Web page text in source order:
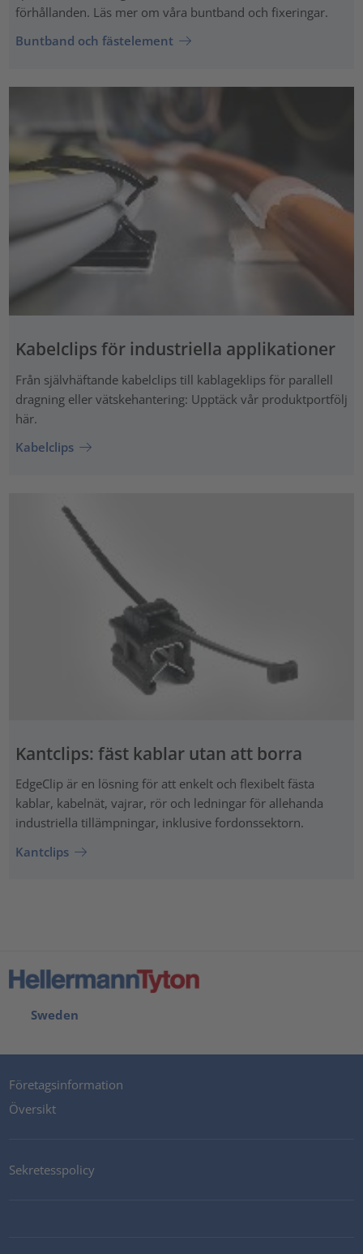
förhållanden. Läs mer om våra buntband och fixeringar.
Buntband och fästelement
Kabelclips för industriella applikationer
Från självhäftande kabelclips till kablageklips för parallell
dragning eller vätskehantering: Upptäck vår produktportfölj
här.
Kabelclips
Kantclips: fäst kablar utan att borra
EdgeClip är en lösning för att enkelt och flexibelt fästa
kablar, kabelnät, vajrar, rör och ledningar för allehanda
industriella tillämpningar, inklusive fordonssektorn.
Kantclips
Sweden
Företagsinformation
Översikt
Sekretesspolicy